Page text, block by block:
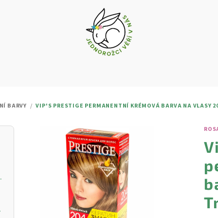
BARVY / VIP'S PRESTIGE PERMANENTNÍ KRÉMOVÁ BARVA NA VLASY
vitamínem C
PLEŤ